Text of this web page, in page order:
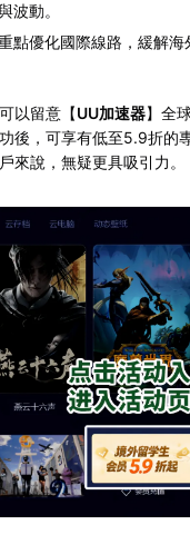
波動。
重點優化國際線路，緩解
以留意【UU加速器】全
後，可享有低至5.9折的
來說，無疑更具吸引力。